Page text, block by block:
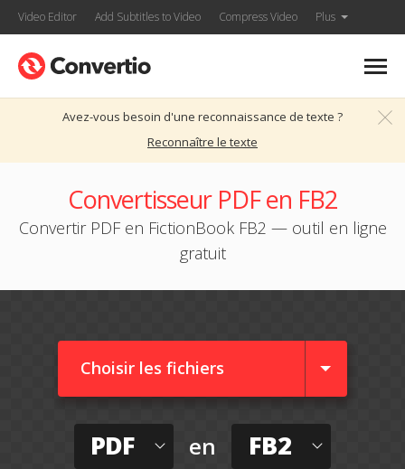
Video Editor Add Subtitles to Video Compress Video Plus
Avez-vous besoin d'une reconnaissance de texte ?
Reconnaître le texte
Convertisseur PDF en FB2
Convertir PDF en FictionBook FB2 — outil en ligne
gratuit
Choisir les fichiers
PDF en FB2